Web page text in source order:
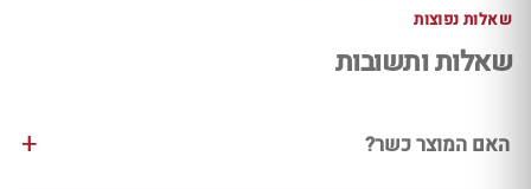
שאלות נפוצות
שאלות ותשובות
האם המוצר כשר?